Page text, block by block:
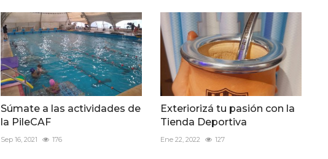
Súmate a las actividades de
la PileCAF
Sep 16, 2021 176
Exteriorizá tu pasión con la
Tienda Deportiva
Ene 22, 2022 127